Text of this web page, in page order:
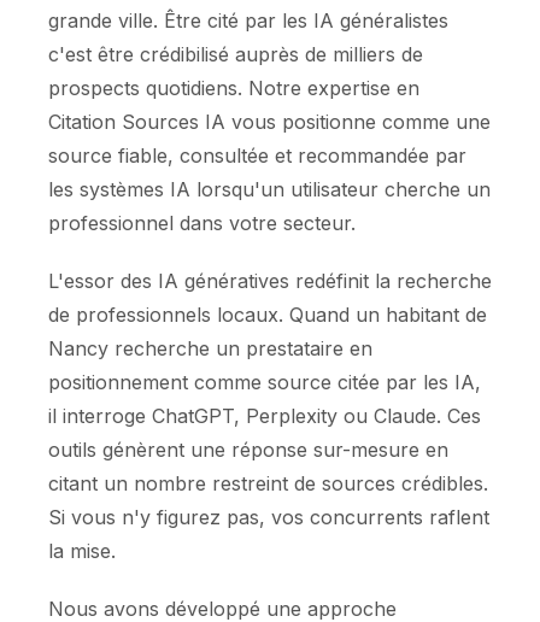
grande ville. Être cité par les IA généralistes
c'est être crédibilisé auprès de milliers de
prospects quotidiens. Notre expertise en
Citation Sources IA vous positionne comme une
source fiable, consultée et recommandée par
les systèmes IA lorsqu'un utilisateur cherche un
professionnel dans votre secteur.
L'essor des IA génératives redéfinit la recherche
de professionnels locaux. Quand un habitant de
Nancy recherche un prestataire en
positionnement comme source citée par les IA,
il interroge ChatGPT, Perplexity ou Claude. Ces
outils génèrent une réponse sur-mesure en
citant un nombre restreint de sources crédibles.
Si vous n'y figurez pas, vos concurrents raflent
la mise.
Nous avons développé une approche